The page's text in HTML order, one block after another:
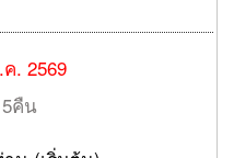
. 2569
คืน